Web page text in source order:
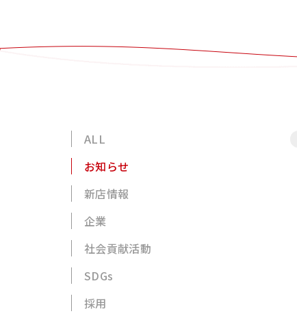
ALL
お知らせ
新店情報
企業
社会貢献活動
SDGs
採用